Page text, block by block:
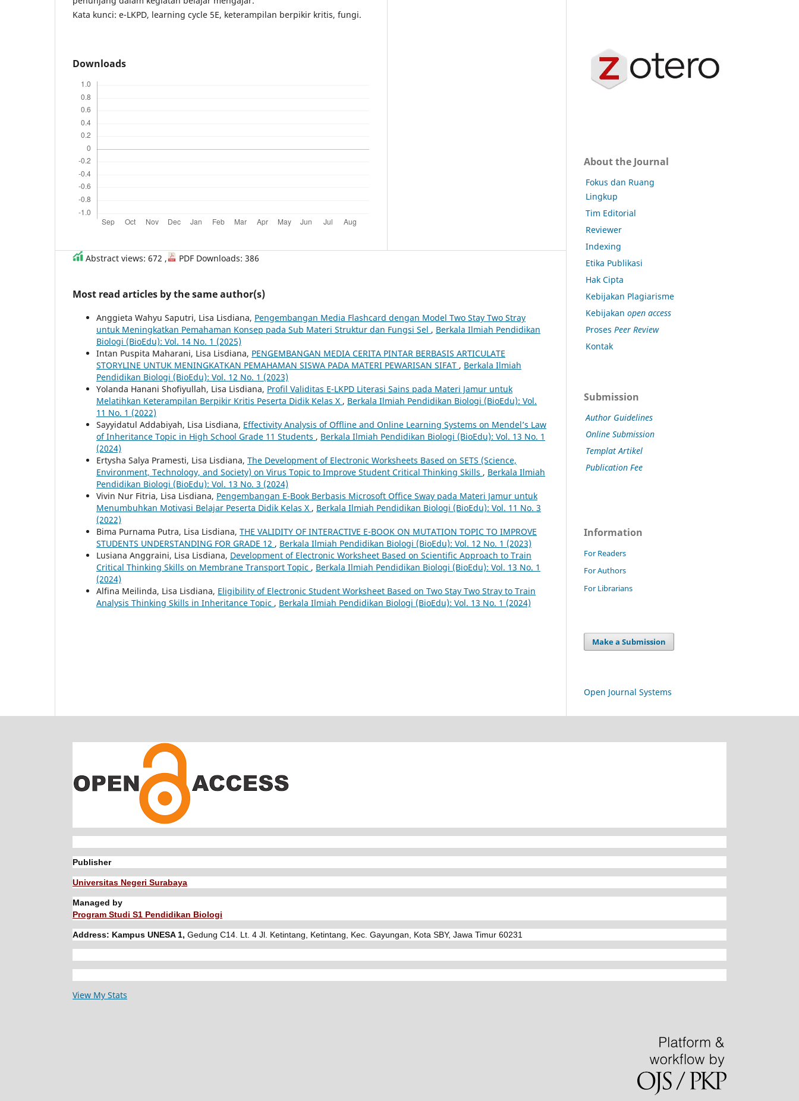
Kata kunci: e-LKPD, learning cycle 5E, keterampilan berpikir kritis, fungi.
Downloads
Abstract views: 672 , PDF Downloads: 386
Most read articles by the same author(s)
Anggieta Wahyu Saputri, Lisa Lisdiana, Pengembangan Media Flashcard dengan Model Two Stay Two Stray
untuk Meningkatkan Pemahaman Konsep pada Sub Materi Struktur dan Fungsi Sel , Berkala Ilmiah Pendidikan
Biologi (BioEdu): Vol. 14 No. 1 (2025)
Intan Puspita Maharani, Lisa Lisdiana, PENGEMBANGAN MEDIA CERITA PINTAR BERBASIS ARTICULATE
STORYLINE UNTUK MENINGKATKAN PEMAHAMAN SISWA PADA MATERI PEWARISAN SIFAT , Berkala Ilmiah
Pendidikan Biologi (BioEdu): Vol. 12 No. 1 (2023)
Yolanda Hanani Shofiyullah, Lisa Lisdiana, Profil Validitas E-LKPD Literasi Sains pada Materi Jamur untuk
Melatihkan Keterampilan Berpikir Kritis Peserta Didik Kelas X , Berkala Ilmiah Pendidikan Biologi (BioEdu): Vol.
11 No. 1 (2022)
Sayyidatul Addabiyah, Lisa Lisdiana, Effectivity Analysis of Offline and Online Learning Systems on Mendel’s Law
of Inheritance Topic in High School Grade 11 Students , Berkala Ilmiah Pendidikan Biologi (BioEdu): Vol. 13 No. 1
(2024)
Ertysha Salya Pramesti, Lisa Lisdiana, The Development of Electronic Worksheets Based on SETS (Science,
Environment, Technology, and Society) on Virus Topic to Improve Student Critical Thinking Skills , Berkala Ilmiah
Pendidikan Biologi (BioEdu): Vol. 13 No. 3 (2024)
Vivin Nur Fitria, Lisa Lisdiana, Pengembangan E-Book Berbasis Microsoft Office Sway pada Materi Jamur untuk
Menumbuhkan Motivasi Belajar Peserta Didik Kelas X , Berkala Ilmiah Pendidikan Biologi (BioEdu): Vol. 11 No. 3
(2022)
Bima Purnama Putra, Lisa Lisdiana, THE VALIDITY OF INTERACTIVE E-BOOK ON MUTATION TOPIC TO IMPROVE
STUDENTS UNDERSTANDING FOR GRADE 12 , Berkala Ilmiah Pendidikan Biologi (BioEdu): Vol. 12 No. 1 (2023)
Lusiana Anggraini, Lisa Lisdiana, Development of Electronic Worksheet Based on Scientific Approach to Train
Critical Thinking Skills on Membrane Transport Topic , Berkala Ilmiah Pendidikan Biologi (BioEdu): Vol. 13 No. 1
(2024)
Alfina Meilinda, Lisa Lisdiana, Eligibility of Electronic Student Worksheet Based on Two Stay Two Stray to Train
Analysis Thinking Skills in Inheritance Topic , Berkala Ilmiah Pendidikan Biologi (BioEdu): Vol. 13 No. 1 (2024)
About the Journal
Fokus dan Ruang
Lingkup
Tim Editorial
Reviewer
Indexing
Etika Publikasi
Hak Cipta
Kebijakan Plagiarisme
Kebijakan open access
Proses Peer Review
Kontak
Submission
Author Guidelines
Online Submission
Templat Artikel
Publication Fee
Information
For Readers
For Authors
For Librarians
Make a Submission
Open Journal Systems
Publisher
Universitas Negeri Surabaya
Managed by
Program Studi S1 Pendidikan Biologi
Address: Kampus UNESA 1, Gedung C14. Lt. 4 Jl. Ketintang, Ketintang, Kec. Gayungan, Kota SBY, Jawa Timur 60231
View My Stats